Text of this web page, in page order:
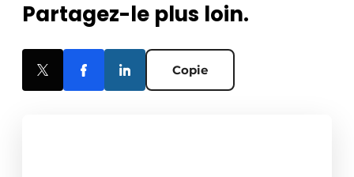
Partagez-le plus loin.
Copie